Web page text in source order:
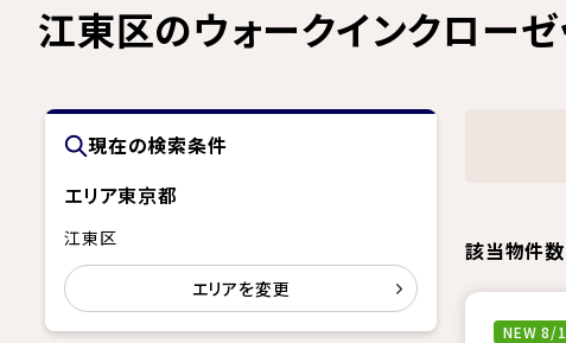
江東区のウォークインクロー
現在の検索条件
エリア東京都
江東区
エリアを変更
該当物件数
NEW 8/1